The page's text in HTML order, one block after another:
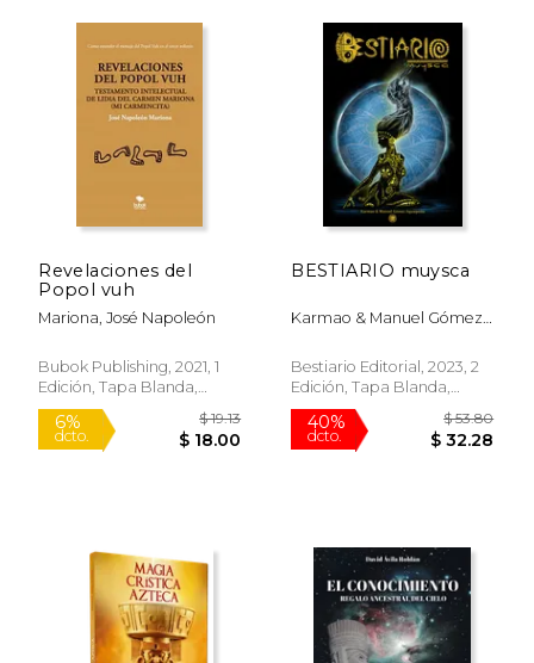
50%
dcto.
50%
dcto.
Revelaciones del
Popol vuh
Mariona, José Napoleón
Bubok Publishing, 2021, 1
Edición, Tapa Blanda,
Nuevo
dcto.
BESTIARIO muysca
Karmao & Manuel Gómez
Bestiario Editorial, 2023, 2
Edición, Tapa Blanda,
Nuevo
40%
dcto.